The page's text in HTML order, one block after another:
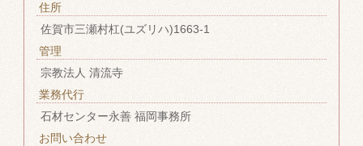
住所
佐賀市三瀬村杠(ユズリハ)1663-1
管理
宗教法人 清流寺
業務代行
石材センター永善 福岡事務所
お問い合わせ